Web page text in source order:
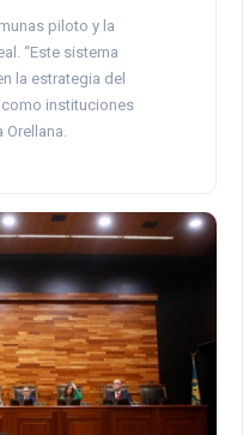
piloto y la
“Este sistema
la estrategia del
instituciones